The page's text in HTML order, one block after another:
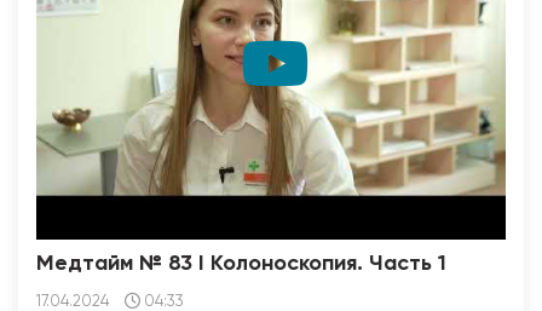
Медтайм № 83 I Колоноскопия. Часть 1
17.04.2024 04:33